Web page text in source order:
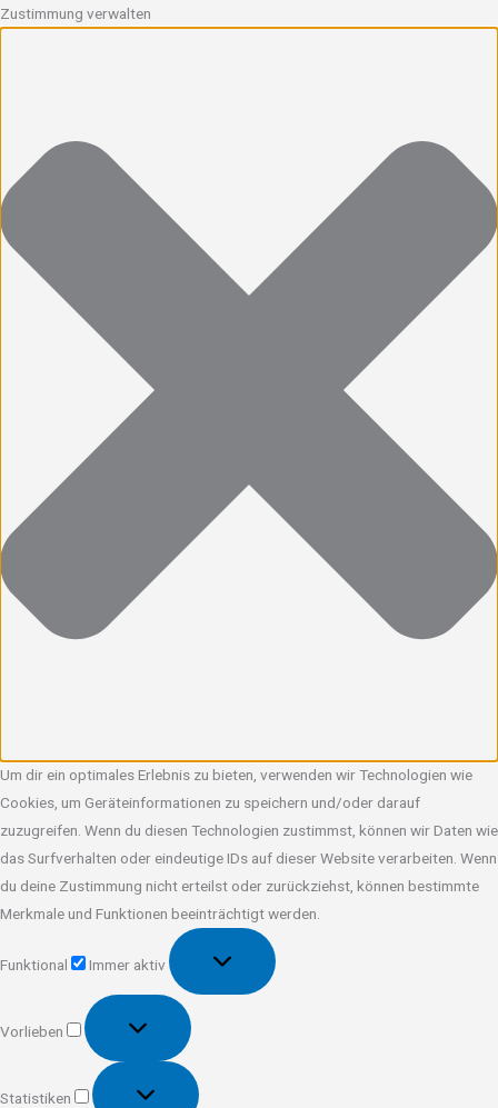
Zustimmung verwalten
Um dir ein optimales Erlebnis zu bieten, verwenden wir Technologien wie
Cookies, um Geräteinformationen zu speichern und/oder darauf
zuzugreifen. Wenn du diesen Technologien zustimmst, können wir Daten wie
das Surfverhalten oder eindeutige IDs auf dieser Website verarbeiten. Wenn
du deine Zustimmung nicht erteilst oder zurückziehst, können bestimmte
Merkmale und Funktionen beeinträchtigt werden.
Funktional
Immer aktiv
Vorlieben
Vorlieben
Statistiken
Statistiken